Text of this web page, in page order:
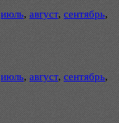
июль, август, сентябрь,
июль, август, сентябрь,